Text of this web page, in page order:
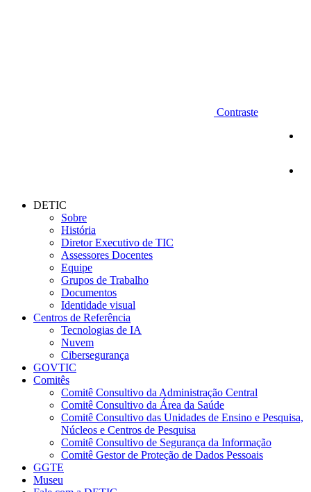
Contraste
DETIC
Sobre
História
Diretor Executivo de TIC
Assessores Docentes
Equipe
Grupos de Trabalho
Documentos
Identidade visual
Centros de Referência
Tecnologias de IA
Nuvem
Cibersegurança
GOVTIC
Comitês
Comitê Consultivo da Administração Central
Comitê Consultivo da Área da Saúde
Comitê Consultivo das Unidades de Ensino e Pesquisa,
Núcleos e Centros de Pesquisa
Comitê Consultivo de Segurança da Informação
Comitê Gestor de Proteção de Dados Pessoais
GGTE
Museu